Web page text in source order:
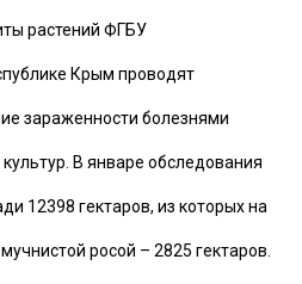
растений ФГБУ
Крым проводят
зараженности болезнями
В январе обследования
12398 гектаров, из которых на
росой – 2825 гектаров.